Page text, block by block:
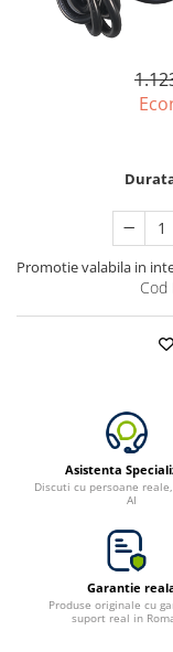
Panouri Solare
Cauta dupa marca
EcoFlow
Toate panourile
Kituri solare pentru
Frigidere Portabile
Componente
Incarcatoare solare
Incarcatoare solare
Incarcatoare solare
Interfete si cabluri
Promotie valabila in
Cod
Asistenta
Discuti cu persoane
AI
Garantie
Produse originale cu
suport real in